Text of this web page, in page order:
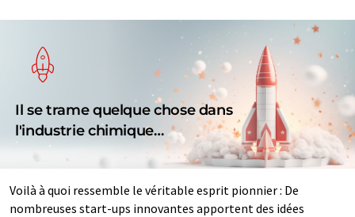
Il se trame quelque chose dans
l'industrie chimique…
Voilà à quoi ressemble le véritable esprit pionnier : De
nombreuses start-ups innovantes apportent des idées